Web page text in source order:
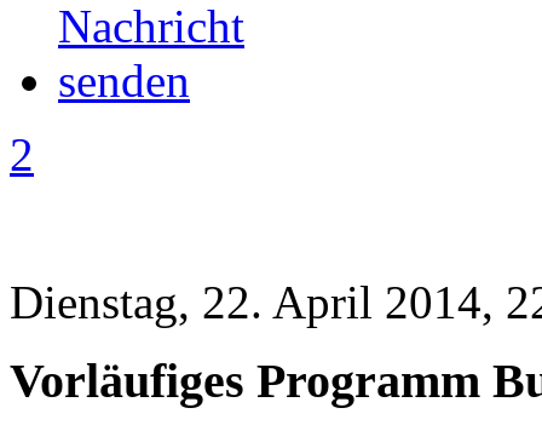
2
Dienstag, 22. April 2014,
Vorläufiges Programm